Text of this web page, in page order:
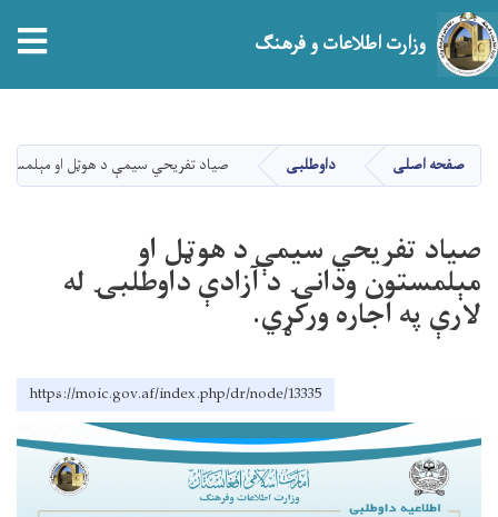
main
content
وزارت اطلاعات و فرهنگ
صفحه اصلی داوطلبی صیاد تفریحي سيمې د هوټل او
صیاد تفریحي سيمې د هوټل او
مېلمستون ودانۍ د آزادې داوطلبۍ له
لارې په اجاره ورکړي.
https://moic.gov.af/index.php/dr/node/13335